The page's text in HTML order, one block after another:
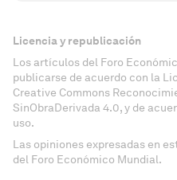
Licencia y republicación
Los artículos del Foro
publicarse de acuerdo con la
Creative Commons
SinObraDerivada 4.0, y de
uso.
Las opiniones expresadas en
del Foro Económico Mundial.